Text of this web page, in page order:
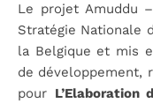
Le projet Amuddu
Stratégie Nationale
la Belgique et mis
de développement,
pour